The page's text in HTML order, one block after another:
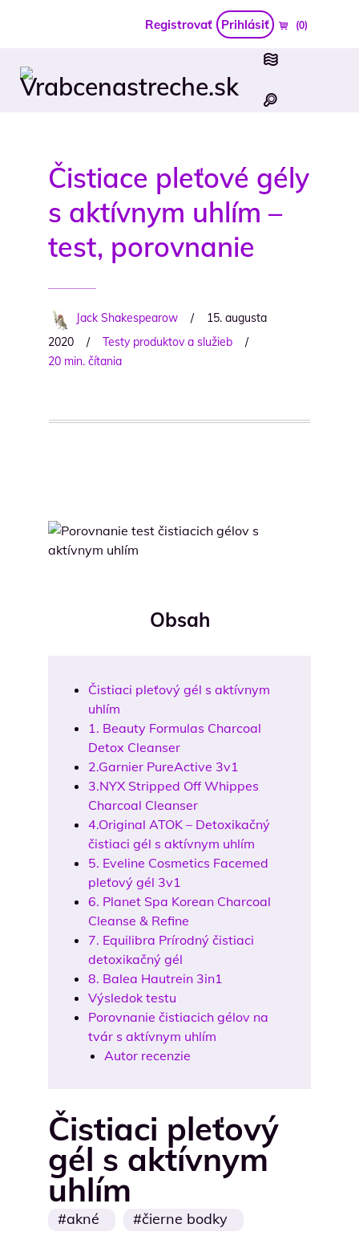
Registrovať Prihlásiť (0)
Čistiace pleťové gély
s aktívnym uhlím –
test, porovnanie
Jack Shakespearow /
15. augusta
2020
/ Testy produktov a služieb
/
20 min. čítania
Čistiaci pleťový
gél s aktívnym
uhlím
akné
čierne bodky
Obsah
Čistiaci pleťový gél s aktívnym
uhlím
1. Beauty Formulas Charcoal
Detox Cleanser
2.Garnier PureActive 3v1
3.NYX Stripped Off Whippes
Charcoal Cleanser
4.Original ATOK – Detoxikačný
čistiaci gél s aktívnym uhlím
5. Eveline Cosmetics Facemed
pleťový gél 3v1
6. Planet Spa Korean Charcoal
Cleanse & Refine
7. Equilibra Prírodný čistiaci
detoxikačný gél
8. Balea Hautrein 3in1
Výsledok testu
Porovnanie čistiacich gélov na
tvár s aktívnym uhlím
Autor recenzie